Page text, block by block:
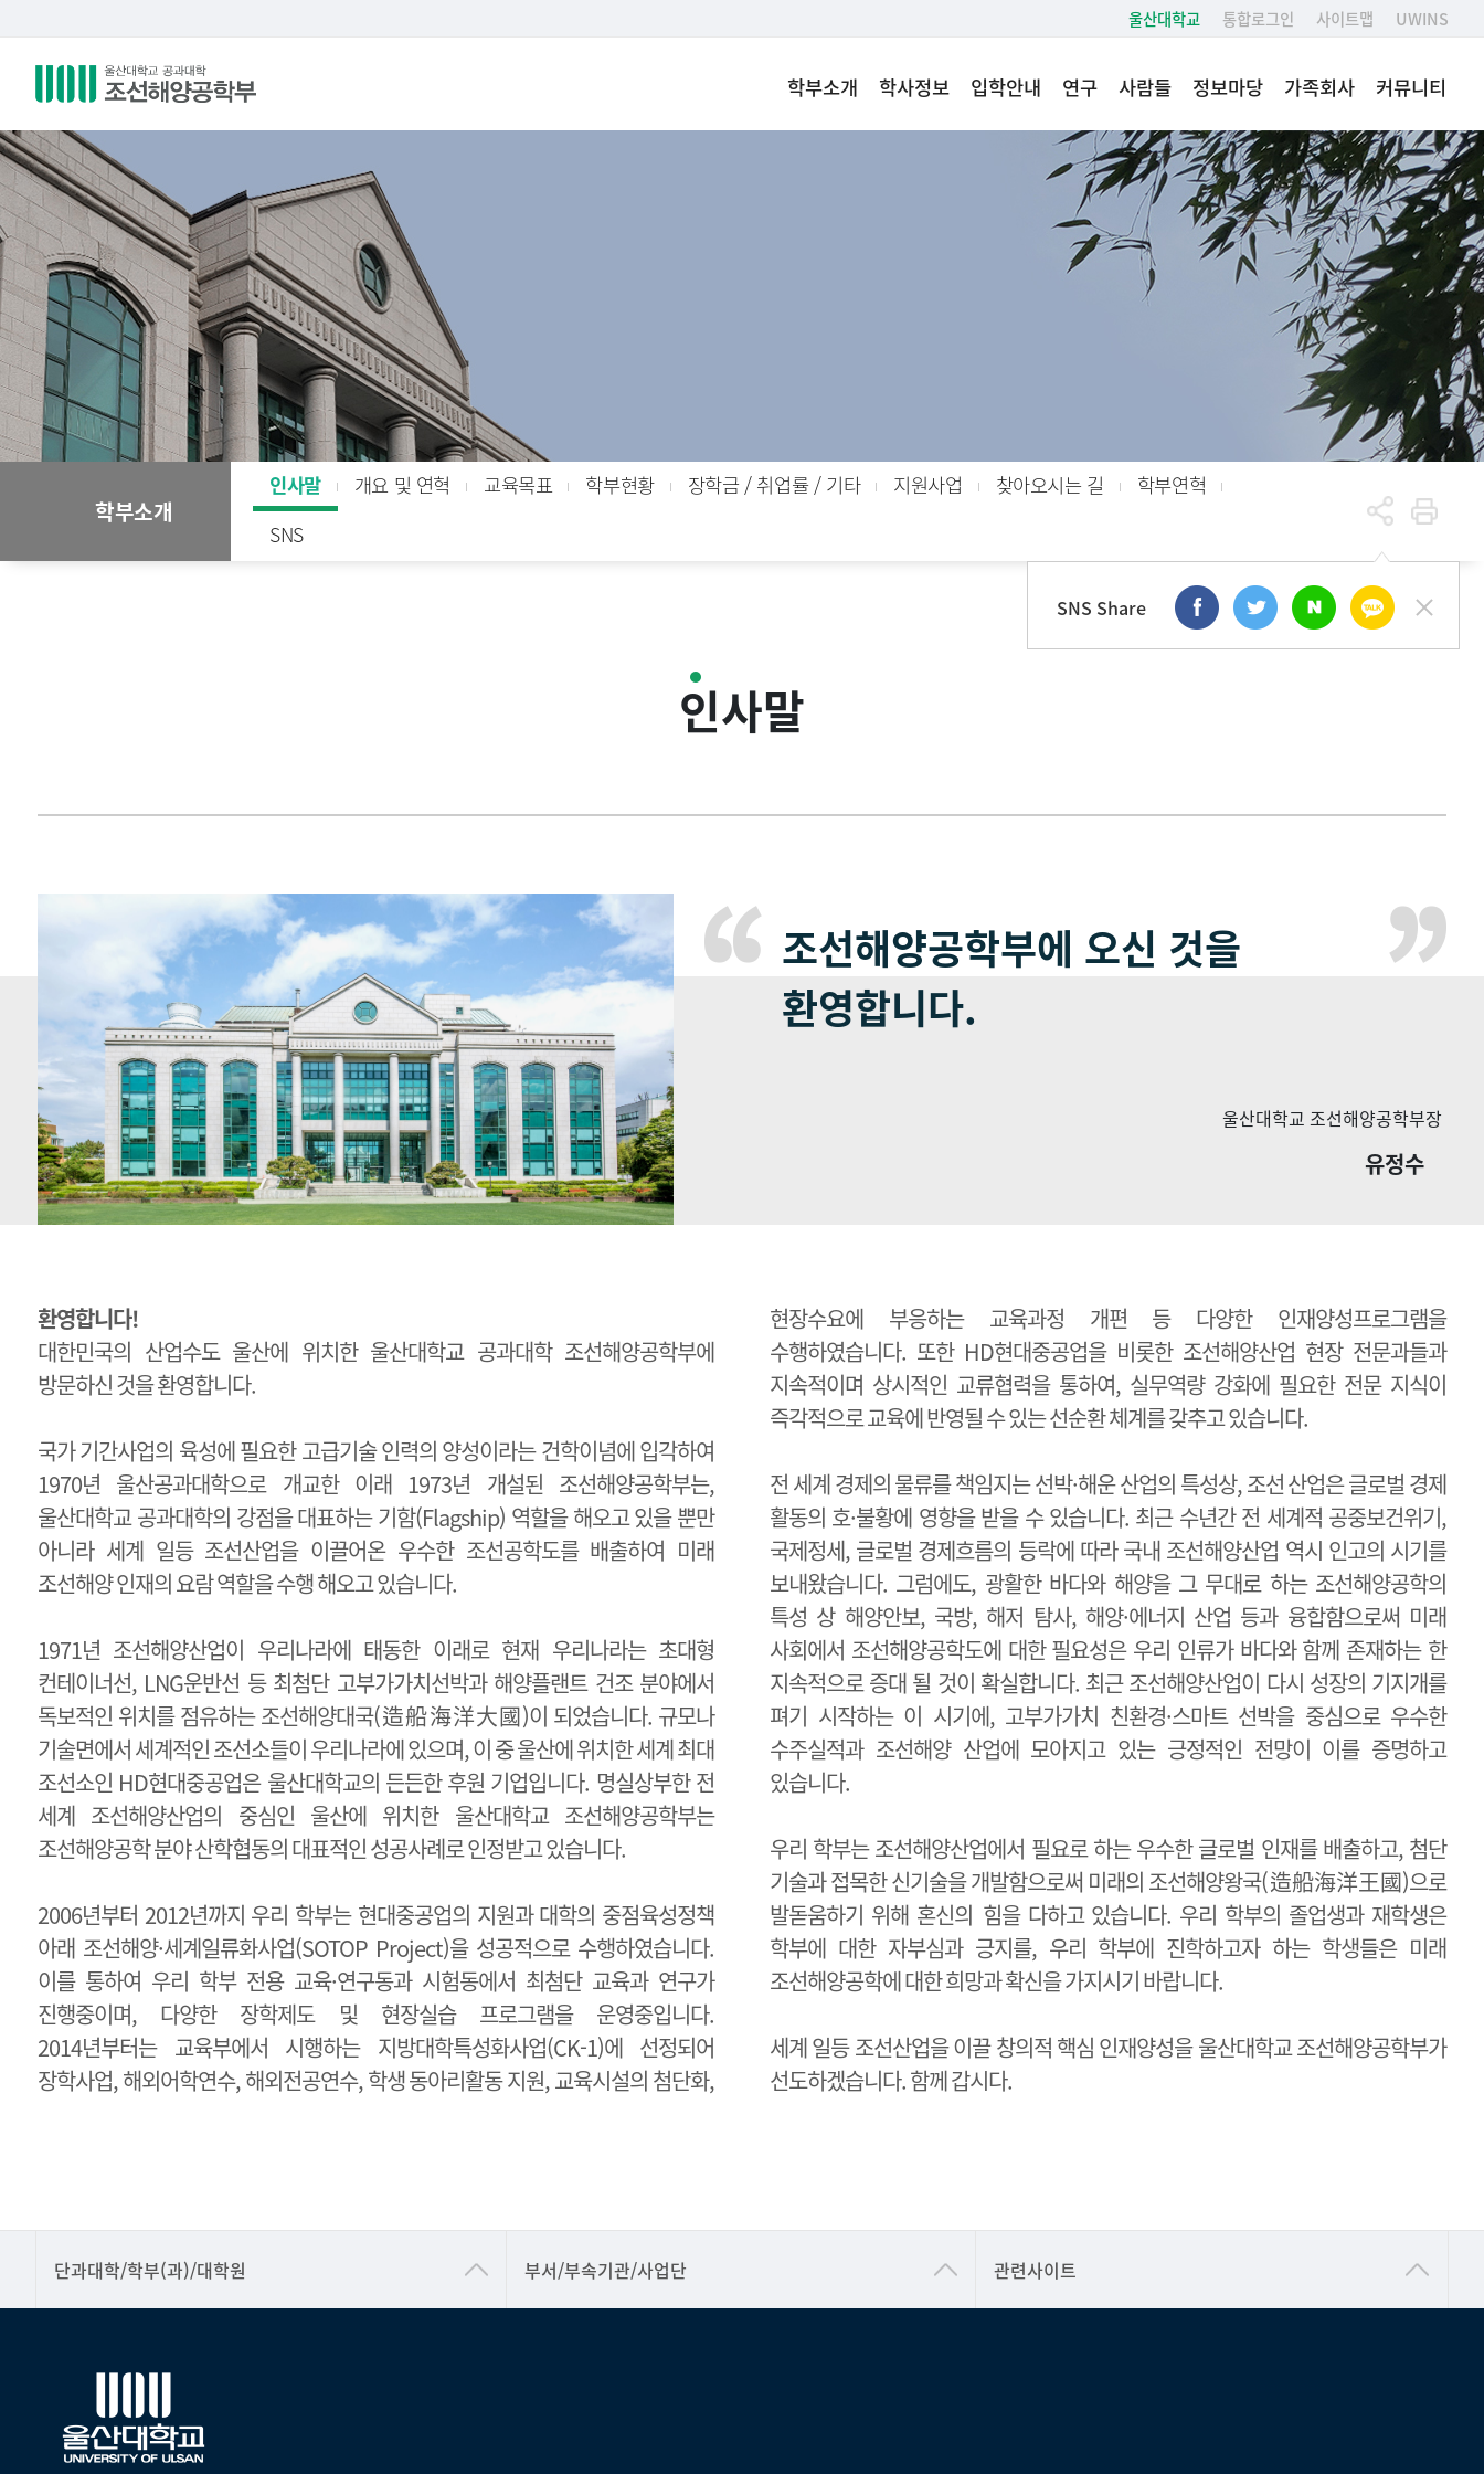
울산대학교 통합로그인 사이트맵 UWINS
학부소개 학사정보 입학안내 연구 사람들 정보마당 가족회사 커뮤니티
학부소개
인사말 개요 및 연혁 교육목표 학부현황 장학금 / 취업률 / 기타 지원사업 찾아오시는 길
학부연혁
SNS
SNS Share
학부소개 인사말
인사말
조선해양공학부에 오신 것을
환영합니다.
울산대학교 조선해양공학부장
유정수
환영합니다!
대한민국의 산업수도 울산에 위치한 울산대학교 공과대학 조선해양공학부에
방문하신 것을 환영합니다.
국가 기간사업의 육성에 필요한 고급기술 인력의 양성이라는 건학이념에 입각하여
1970년 울산공과대학으로 개교한 이래 1973년 개설된 조선해양공학부는,
울산대학교 공과대학의 강점을 대표하는 기함(Flagship) 역할을 해오고 있을 뿐만
아니라 세계 일등 조선산업을 이끌어온 우수한 조선공학도를 배출하여 미래
조선해양 인재의 요람 역할을 수행 해오고 있습니다.
1971년 조선해양산업이 우리나라에 태동한 이래로 현재 우리나라는 초대형
컨테이너선, LNG운반선 등 최첨단 고부가가치선박과 해양플랜트 건조 분야에서
독보적인 위치를 점유하는 조선해양대국(造船海洋大國)이 되었습니다. 규모나
기술면에서 세계적인 조선소들이 우리나라에 있으며, 이 중 울산에 위치한 세계 최대
조선소인 HD현대중공업은 울산대학교의 든든한 후원 기업입니다. 명실상부한 전
세계 조선해양산업의 중심인 울산에 위치한 울산대학교 조선해양공학부는
조선해양공학 분야 산학협동의 대표적인 성공사례로 인정받고 있습니다.
2006년부터 2012년까지 우리 학부는 현대중공업의 지원과 대학의 중점육성정책
아래 조선해양·세계일류화사업(SOTOP Project)을 성공적으로 수행하였습니다.
이를 통하여 우리 학부 전용 교육·연구동과 시험동에서 최첨단 교육과 연구가
진행중이며, 다양한 장학제도 및 현장실습 프로그램을 운영중입니다.
2014년부터는 교육부에서 시행하는 지방대학특성화사업(CK-1)에 선정되어
장학사업, 해외어학연수, 해외전공연수, 학생 동아리활동 지원, 교육시설의 첨단화,
현장수요에 부응하는 교육과정 개편 등 다양한 인재양성프로그램을
수행하였습니다. 또한 HD현대중공업을 비롯한 조선해양산업 현장 전문과들과
지속적이며 상시적인 교류협력을 통하여, 실무역량 강화에 필요한 전문 지식이
즉각적으로 교육에 반영될 수 있는 선순환 체계를 갖추고 있습니다.
전 세계 경제의 물류를 책임지는 선박·해운 산업의 특성상, 조선 산업은 글로벌 경제
활동의 호·불황에 영향을 받을 수 있습니다. 최근 수년간 전 세계적 공중보건위기,
국제정세, 글로벌 경제흐름의 등락에 따라 국내 조선해양산업 역시 인고의 시기를
보내왔습니다. 그럼에도, 광활한 바다와 해양을 그 무대로 하는 조선해양공학의
특성 상 해양안보, 국방, 해저 탐사, 해양·에너지 산업 등과 융합함으로써 미래
사회에서 조선해양공학도에 대한 필요성은 우리 인류가 바다와 함께 존재하는 한
지속적으로 증대 될 것이 확실합니다. 최근 조선해양산업이 다시 성장의 기지개를
펴기 시작하는 이 시기에, 고부가가치 친환경·스마트 선박을 중심으로 우수한
수주실적과 조선해양 산업에 모아지고 있는 긍정적인 전망이 이를 증명하고
있습니다.
우리 학부는 조선해양산업에서 필요로 하는 우수한 글로벌 인재를 배출하고, 첨단
기술과 접목한 신기술을 개발함으로써 미래의 조선해양왕국(造船海洋王國)으로
발돋움하기 위해 혼신의 힘을 다하고 있습니다. 우리 학부의 졸업생과 재학생은
학부에 대한 자부심과 긍지를, 우리 학부에 진학하고자 하는 학생들은 미래
조선해양공학에 대한 희망과 확신을 가지시기 바랍니다.
세계 일등 조선산업을 이끌 창의적 핵심 인재양성을 울산대학교 조선해양공학부가
선도하겠습니다. 함께 갑시다.
단과대학/학부(과)/대학원
▷일본어·일본학과
▷중국어·중국학과
▷프랑스어·프랑스학과
부서/부속기관/사업단 관련사이트